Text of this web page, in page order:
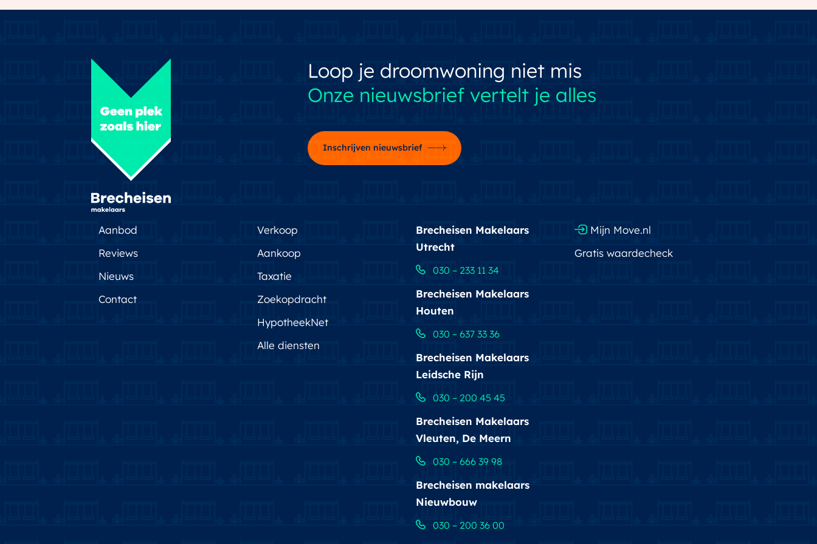
Loop je droomwoning niet mis
Onze nieuwsbrief vertelt je alles
Inschrijven nieuwsbrief
Aanbod
Reviews
Nieuws
Contact
Verkoop
Aankoop
Taxatie
Zoekopdracht
HypotheekNet
Alle diensten
Brecheisen Makelaars
Utrecht
030 – 233 11 34
Brecheisen Makelaars
Houten
030 – 637 33 36
Brecheisen Makelaars
Leidsche Rijn
030 – 200 45 45
Brecheisen Makelaars
Vleuten, De Meern
030 – 666 39 98
Brecheisen makelaars
Nieuwbouw
030 – 200 36 00
Mijn Move.nl
Gratis waardecheck